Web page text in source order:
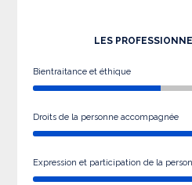
LES
Bientraitance et éthique
Droits de la personne accompagnée
Expression et participation de la